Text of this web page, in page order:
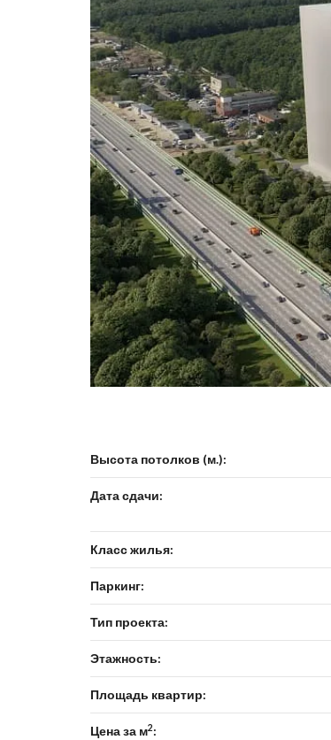
Высота потолков (м.):
Дата сдачи:
Класс жилья:
Паркинг:
Тип проекта:
Этажность:
Площадь квартир:
Цена за м2: